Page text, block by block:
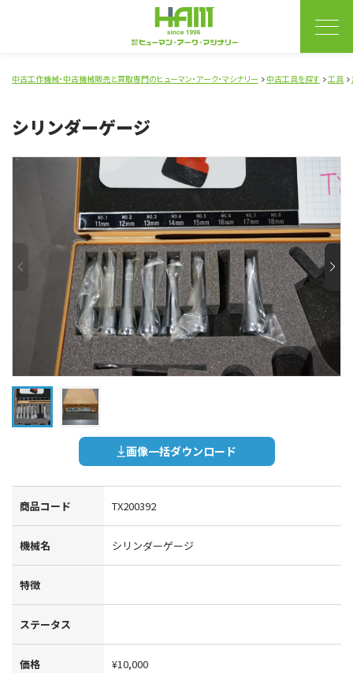
中古工作機械・中古機械販売と買取専門のヒューマン・アーク・マシナリー 中古工具を探す 工具
シリンダーゲージ
画像一括ダウンロード
商品コード TX200392
機械名 シリンダーゲージ
特徴
ステータス
価格 ¥10,000